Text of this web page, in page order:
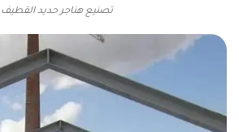
تصنيع هناجر حديد القطيف